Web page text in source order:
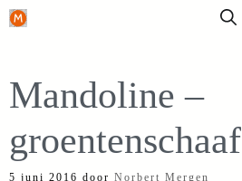
Ga
inhoud
Mandoline –
groentenschaaf
5 juni 2016 door Norbert Mergen